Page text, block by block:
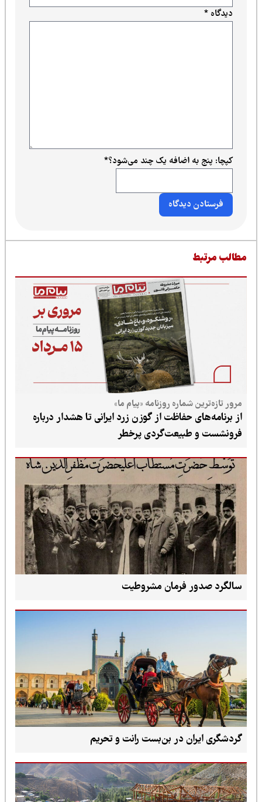
دیدگاه*
کپچا: پنج به اضافه یک چند می‌شود؟*
مرتبط
مرور تازه‌ترین شماره روزنامه «پیام ما»
از برنامه‌های حفاظت از گوزن زرد ایرانی تا هشدار درباره
فرونشست و طبیعت‌گردی پرخطر
سالگرد صدور فرمان مشروطیت
گردشگری ایران در بن‌بست رانت و تحریم